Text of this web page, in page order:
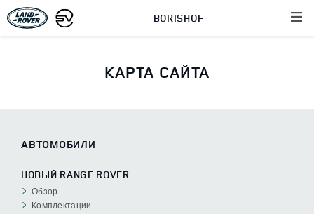
BORISHOF
КАРТА САЙТА
АВТОМОБИЛИ
НОВЫЙ RANGE ROVER
Обзор
Комплектации